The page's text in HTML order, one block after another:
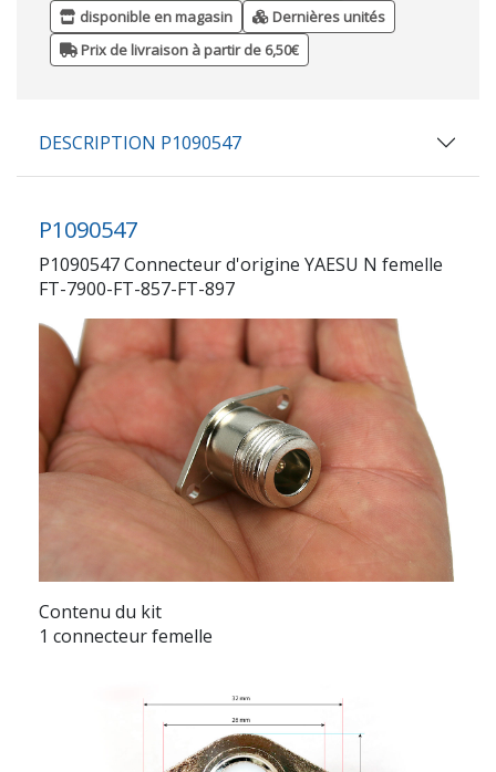
disponible en magasin
Dernières unités
Prix de livraison à partir de 6,50€
DESCRIPTION P1090547
P1090547
P1090547 Connecteur d'origine YAESU N femelle
FT-7900-FT-857-FT-897
Contenu du kit
1 connecteur femelle